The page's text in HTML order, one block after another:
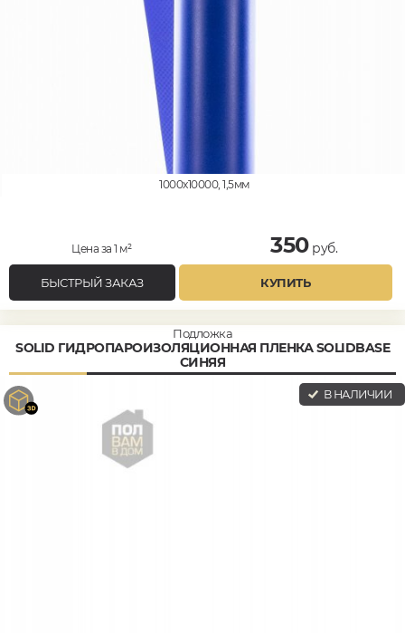
1000x10000, 1,5мм
Цена за 1 м² 350руб.
БЫСТРЫЙ ЗАКАЗ КУПИТЬ
Подложка
SOLID ГИДРОПАРОИЗОЛЯЦИОННАЯ ПЛЕНКА SOLIDBASE
СИНЯЯ
В НАЛИЧИИ